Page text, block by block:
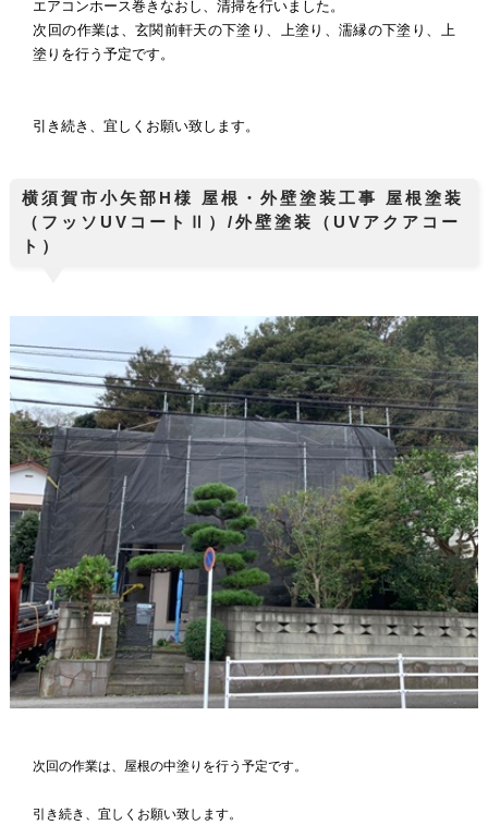
エアコンホース巻きなおし、清掃を行いました。
次回の作業は、玄関前軒天の下塗り、上塗り、濡縁の下塗り、上
塗りを行う予定です。
引き続き、宜しくお願い致します。
横須賀市小矢部H様 屋根・外壁塗装工事 屋根塗装
（フッソUVコートⅡ）/外壁塗装（UVアクアコー
ト）
次回の作業は、屋根の中塗りを行う予定です。
引き続き、宜しくお願い致します。